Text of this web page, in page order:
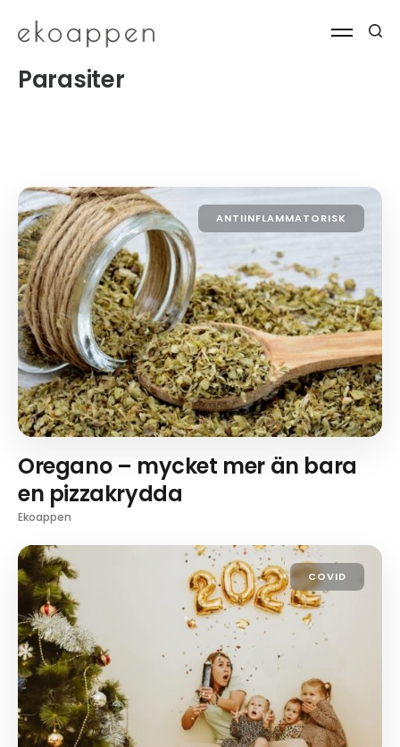
Parasiter
ANTIINFLAMMATORISK
Oregano – mycket mer än bara
en pizzakrydda
Ekoappen
COVID